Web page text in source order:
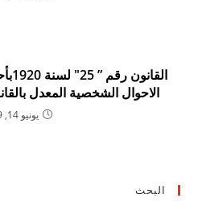
الاحوال الشخصية المعدل بالقانون رقم
يونيو 14, 2019
البحث